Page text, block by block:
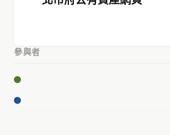
參與者